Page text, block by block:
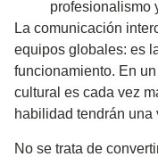
profesionalismo
La comunicación
equipos globales: es
funcionamiento. En
cultural es cada vez
habilidad tendrán una
No se trata de